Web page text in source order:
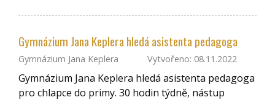
Gymnázium Jana Keplera hledá asistenta pedagoga
Gymnázium Jana Keplera Vytvořeno: 08.11.2022
Gymnázium Jana Keplera hledá asistenta pedagoga
pro chlapce do primy. 30 hodin týdně, nástup